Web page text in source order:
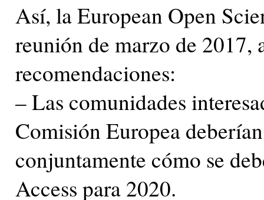
Así, la European Open
reunión de marzo de 2017,
recomendaciones:
– Las comunidades
Comisión Europea
conjuntamente cómo se
Access para 2020.